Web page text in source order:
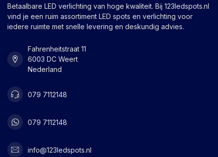
Betaalbare LED verlichting van hoge kwaliteit. Bij 123ledspots.nl
vind je een ruim assortiment LED spots en verlichting voor
iedere ruimte met snelle levering en deskundig advies.
Fahrenheitstraat 11
6003 DC Weert
Nederland
079 7112148
079 7112148
info@123ledspots.nl